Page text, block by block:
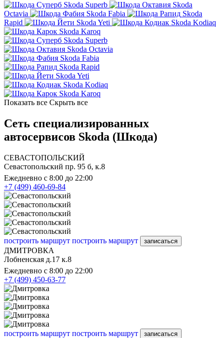
Skoda Superb
Skoda
Octavia
Skoda Fabia
Skoda
Rapid
Skoda Yeti
Skoda Kodiaq
Skoda Karoq
Skoda Superb
Skoda Octavia
Skoda Fabia
Skoda Rapid
Skoda Yeti
Skoda Kodiaq
Skoda Karoq
Показать все Скрыть все
Сеть специализированных
автосервисов Skoda (Шкода)
СЕВАСТОПОЛЬСКИЙ
Севастопольский пр. 95 б, к.8
Ежедневно с 8:00 до 22:00
+7 (499) 460-69-84
построить маршрут построить маршрут записаться
ДМИТРОВКА
Лобненская д.17 к.8
Ежедневно с 8:00 до 22:00
+7 (499) 450-63-77
построить маршрут построить маршрут записаться